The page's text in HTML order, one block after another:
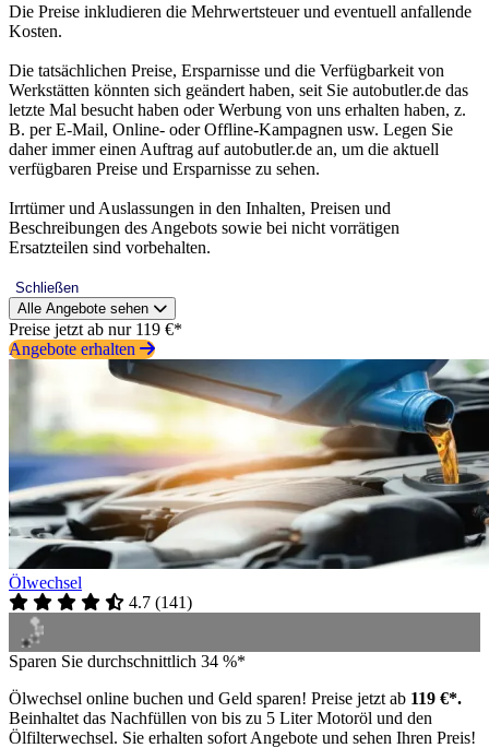
Die Preise inkludieren die Mehrwertsteuer und eventuell anfallende
Kosten.
Die tatsächlichen Preise, Ersparnisse und die Verfügbarkeit von
Werkstätten könnten sich geändert haben, seit Sie autobutler.de das
letzte Mal besucht haben oder Werbung von uns erhalten haben, z.
B. per E-Mail, Online- oder Offline-Kampagnen usw. Legen Sie
daher immer einen Auftrag auf autobutler.de an, um die aktuell
verfügbaren Preise und Ersparnisse zu sehen.
Irrtümer und Auslassungen in den Inhalten, Preisen und
Beschreibungen des Angebots sowie bei nicht vorrätigen
Ersatzteilen sind vorbehalten.
Schließen
Alle Angebote sehen
Preise jetzt ab nur 119 €*
Angebote erhalten
Ölwechsel
4.7 (141)
Sparen Sie durchschnittlich 34 %*
Ölwechsel online buchen und Geld sparen! Preise jetzt ab 119 €*.
Beinhaltet das Nachfüllen von bis zu 5 Liter Motoröl und den
Ölfilterwechsel. Sie erhalten sofort Angebote und sehen Ihren Preis!